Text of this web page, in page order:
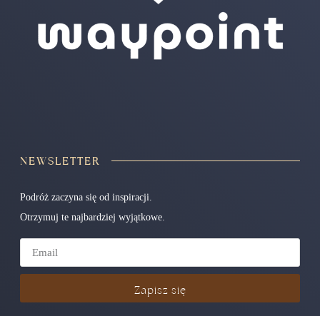
NEWSLETTER
Podróż zaczyna się od inspiracji.
Otrzymuj te najbardziej wyjątkowe.
Zapisz się